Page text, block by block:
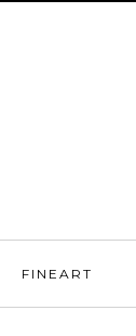
FINEART